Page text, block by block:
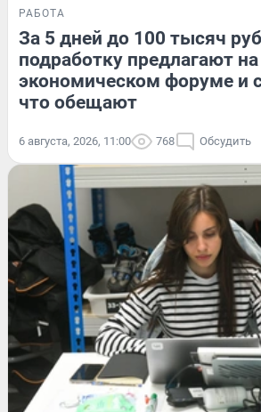
РАБОТА
За 5 дней до 100 тысяч
подработку предлагают
экономическом форуме и
что обещают
6 августа, 2026, 11:00 768 Обсудить